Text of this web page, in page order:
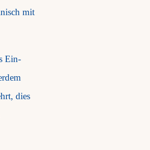
mit
Ein-
dies